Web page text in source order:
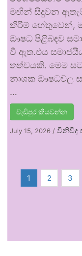
මඟින් සිදුවන
කිරීම් හේතුවෙන්,
ඖෂධ පිළිබඳව
වී ඇත.එය
තත්වයකි. මෙම
නාශක ඖෂධවල
…
වැඩිපුර කියවන්න
July 15, 2026 / විනිවිද
1 2 3